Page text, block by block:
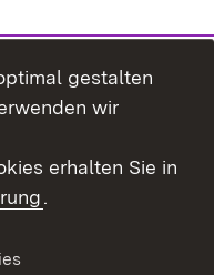
gestalten
wir
erhalten Sie in
.